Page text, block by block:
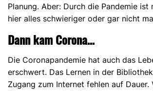
Planung. Aber: Durch die Pandemie ist
hier alles schwieriger oder gar nicht
Dann kam Corona…
Die Coronapandemie hat auch das
erschwert. Das Lernen in der
Zugang zum Internet fehlen auf Dauer.